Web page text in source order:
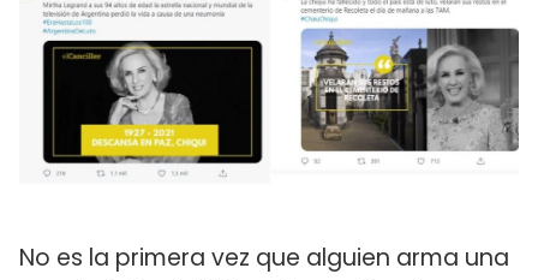
No es la primera vez que alguien arma una